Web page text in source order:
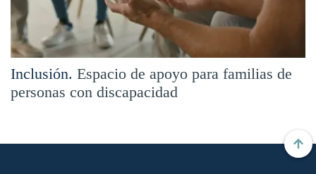
Inclusión. Espacio de apoyo para familias de
personas con discapacidad